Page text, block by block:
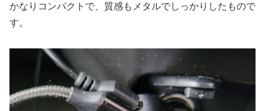
かなりコンパクトで、質感もメタルでしっかりしたもので
す。